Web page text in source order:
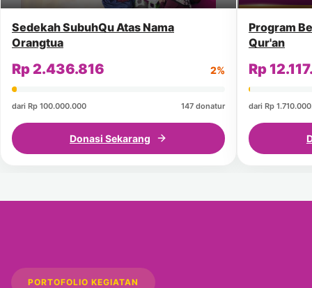
Sedekah SubuhQu Atas Nama
Orangtua
Rp 2.436.816 2%
dari Rp 100.000.000 147 donatur
Donasi Sekarang
Program
Qur'an
Rp
dari Rp
PORTOFOLIO KEGIATAN